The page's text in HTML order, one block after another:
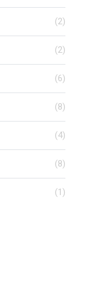
(2)
(2)
(6)
(8)
(4)
(8)
(1)